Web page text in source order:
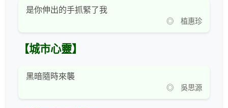
是你伸出的手抓緊了我
◎ 植惠珍
【城市心靈】
黑暗隨時來襲
◎ 吳思源